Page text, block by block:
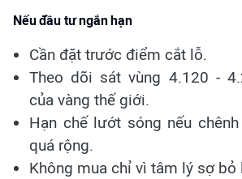
Nếu đầu tư ngắn hạn
Cần đặt trước điểm cắt lỗ.
Theo dõi sát vùng 4.120 -
của vàng thế giới.
Hạn chế lướt sóng nếu
quá rộng.
Không mua chỉ vì tâm lý sợ bỏ